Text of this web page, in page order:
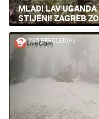
MLADI LAV
STIJENI! ZAGREB
235 PREGLED(A)